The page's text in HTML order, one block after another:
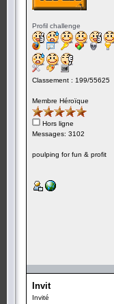
Profil challenge
Classement : 199/55625
Membre Héroïque
Hors ligne
Messages: 3102
poulping for fun & profit
Invit
Invité